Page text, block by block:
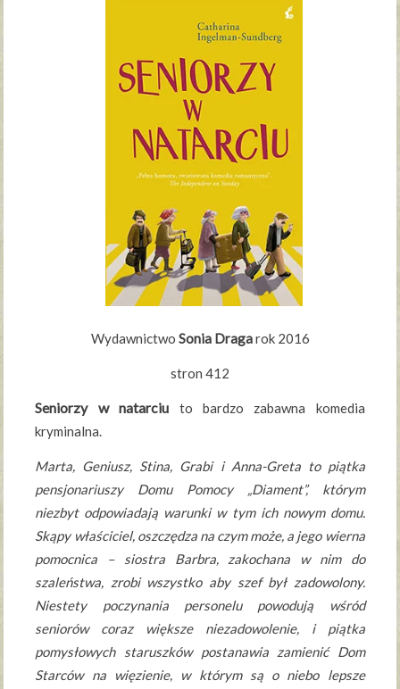
Wydawnictwo Sonia Dragarok 2016
stron 412
Seniorzy w natarciu to bardzo zabawna komedia
kryminalna.
Marta, Geniusz, Stina, Grabi i Anna-Greta to piątka
pensjonariuszy Domu Pomocy „Diament”, którym
niezbyt odpowiadają warunki w tym ich nowym domu.
Skąpy właściciel, oszczędza na czym może, a jego wierna
pomocnica – siostra Barbra, zakochana w nim do
szaleństwa, zrobi wszystko aby szef był zadowolony.
Niestety poczynania personelu powodują wśród
seniorów coraz większe niezadowolenie, i piątka
pomysłowych staruszków postanawia zamienić Dom
Starców na więzienie, w którym są o niebo lepsze